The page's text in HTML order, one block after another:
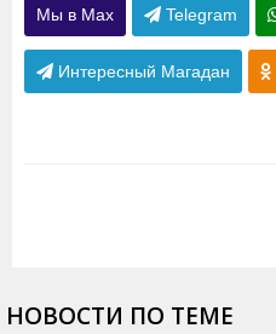
Мы в Max Telegram
Интересный Магадан
НОВОСТИ ПО ТЕМЕ